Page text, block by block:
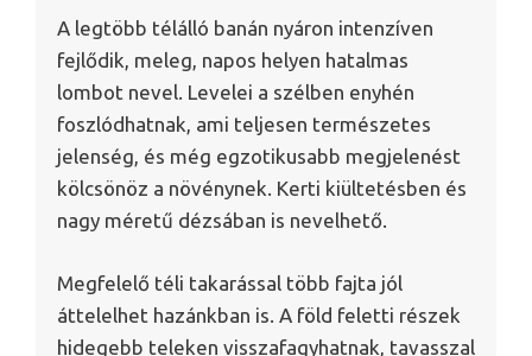
A legtöbb télálló banán nyáron intenzíven
fejlődik, meleg, napos helyen hatalmas
lombot nevel. Levelei a szélben enyhén
foszlódhatnak, ami teljesen természetes
jelenség, és még egzotikusabb megjelenést
kölcsönöz a növénynek. Kerti kiültetésben és
nagy méretű dézsában is nevelhető.
Megfelelő téli takarással több fajta jól
áttelelhet hazánkban is. A föld feletti részek
hidegebb teleken visszafagyhatnak, tavasszal